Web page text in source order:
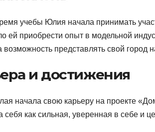
учебы Юлия начала принимать
ей приобрести опыт в модельной
возможность представлять свой город
и достижения
начала свою карьеру на проекте
себя как сильная, уверенная в себе и